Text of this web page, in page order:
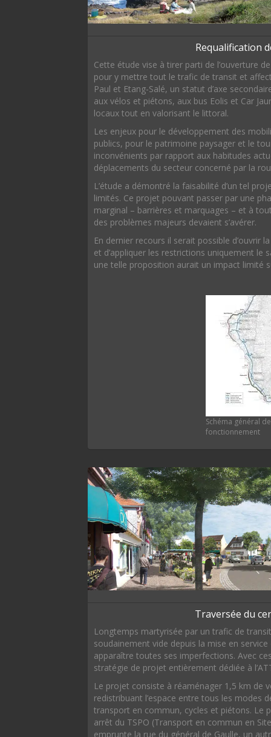
Requalification
Cette étude vise à tirer parti de l’ouverture
pour y mettre tout le trafic de transit et
Paul et Etang-Salé, un statut d’axe
aux vélos et piétons, aux bus Eolis et Car
locaux tout en valorisant le littoral.
Les enjeux pour le développement des
publics, pour le patrimoine paysager et le
inconvénients par rapport aux habitudes
déplacements du secteur concerné par la
L’étude a démontré la faisabilité d’un tel
limités. Ce projet pouvant passer par une
marginal – barrières et marquages – et à
des problèmes majeurs devaient s’avérer.
En dernier recours il serait possible d’ouvrir
et d’appliquer les restrictions uniquement le
une telle proposition aurait un impact limité
Schéma général de
fonctionnement
Traversée du
Longtemps martyrisée par un trafic de
soudainement vide depuis la mise en
apparaître toutes ses imperfections. Avec
stratégie de projet entièrement dédiée à
Le projet consiste à réaménager 1,5 km de
redistribuant l’espace entre tous les modes
transport en commun, cycles et piétons. Le
arrêt du TSPO (Transport en commun en
emprunte la rue du général de Gaulle, un